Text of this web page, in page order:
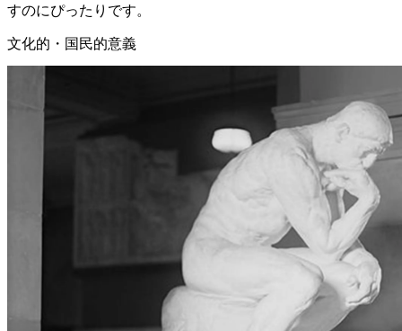
すのにぴったりです。
文化的・国民的意義